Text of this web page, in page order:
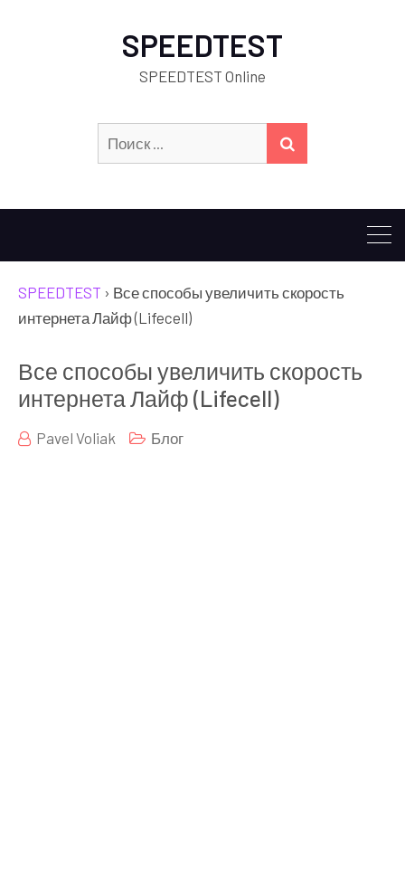
SPEEDTEST
SPEEDTEST Online
SPEEDTEST › Все способы увеличить скорость
интернета Лайф (Lifecell)
Все способы увеличить скорость
интернета Лайф (Lifecell)
Pavel Voliak Блог